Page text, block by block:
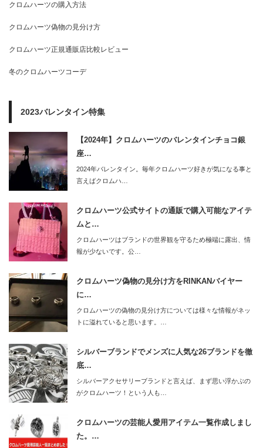
クロムハーツの購入方法
クロムハーツ偽物の見分け方
クロムハーツ正規通販店比較レビュー
冬のクロムハーツコーデ
2023バレンタイン特集
【2024年】クロムハーツのバレンタインチョコ銀
座…
2024年バレンタイン。毎年クロムハーツ好きが気になる事と
言えばクロムハ…
クロムハーツ公式サイトの通販で購入可能なアイテ
ムと…
クロムハーツはブランドの世界観を守るため極端に露出、情
報が少ないです。公…
クロムハーツ偽物の見分け方をRINKANバイヤー
に…
クロムハーツの偽物の見分け方については様々な情報がネッ
トに溢れていると思います。…
シルバーブランドでメンズに人気な26ブランドを徹
底…
シルバーアクセサリーブランドと言えば、まず思い浮かぶの
がクロムハーツ！という人も…
クロムハーツの芸能人愛用アイテム一覧作成しまし
た。…